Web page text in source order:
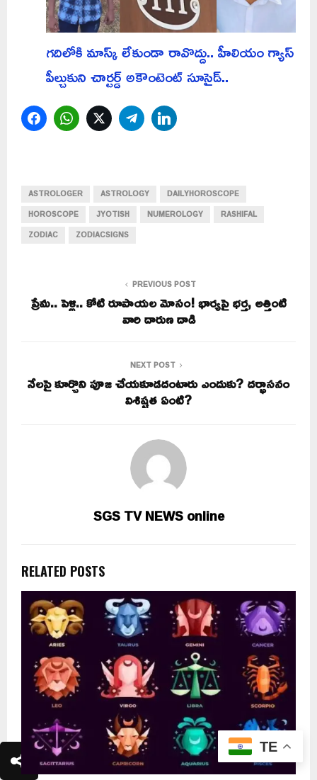
గదిలోకి మాస్క్ లేకుండా రావొద్దు.. హీలియం గ్యాస్
పీల్చుకుని చార్టర్డ్ అకౌంటెంట్ సూసైడ్..
FacebookWhatsAppTwitterTelegram
ASTROLOGER ASTROLOGY
DAILYHOROSCOPE
HOROSCOPE
JYOTISH NUMEROLOGY
RASHIFAL
ZODIAC
ZODIACSIGNS
PREVIOUS POST
ప్రేమ.. పెళ్లి.. కోటి రూపాయల మోసం! భార్యపై భర్త, అత్తింటి
వారి దారుణ దాడి
NEXT POST
నేలపై కూర్చొని పూజ చేయకూడదంటారు ఎందుకు? దర్భాసనం
విశిష్టత ఏంటి?
SGS TV NEWS online
RELATED POSTS
TE